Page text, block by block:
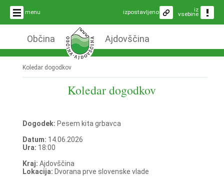
menu iz
vsebine
izpostavljeno
Občina Ajdovščina
Koledar dogodkov
Koledar dogodkov
Dogodek: Pesem kita grbavca
Datum: 14.06.2026
Ura: 18:00
Kraj: Ajdovščina
Lokacija: Dvorana prve slovenske vlade